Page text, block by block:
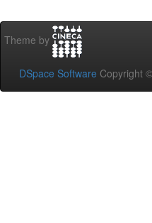
Theme by
DSpace Software Copyright